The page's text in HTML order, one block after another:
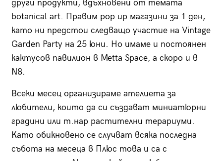
други продукти, вдъхновени от темата
botanical art. Правим pop up магазини за 1 ден,
като ни предстои следващо участие на Vintage
Garden Party на 25 юни. Но имаме и постоянен
кактусов павилион в Metta Space, а скоро и в
N8.
Всеки месец организираме ателиета за
любители, които да си създават миниатюрни
градини или т.нар растителни терариуми.
Като обикновено се случват всяка последна
събота на месеца в Плюс това и са с